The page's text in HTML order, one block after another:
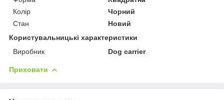
Колір
Чорний
Стан
Новий
Користувальницькі характеристики
Виробник
Dog carrier
Приховати